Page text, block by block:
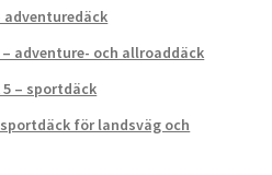
adventuredäck
– adventure- och allroaddäck
– sportdäck
sportdäck för landsväg och